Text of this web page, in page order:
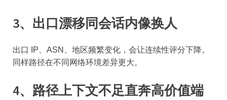
3、出口漂移同会话内像换人
出口 IP、ASN、地区频繁变化，会让连续性评分下降。
同样路径在不同网络环境差异更大。
4、路径上下文不足直奔高价值端